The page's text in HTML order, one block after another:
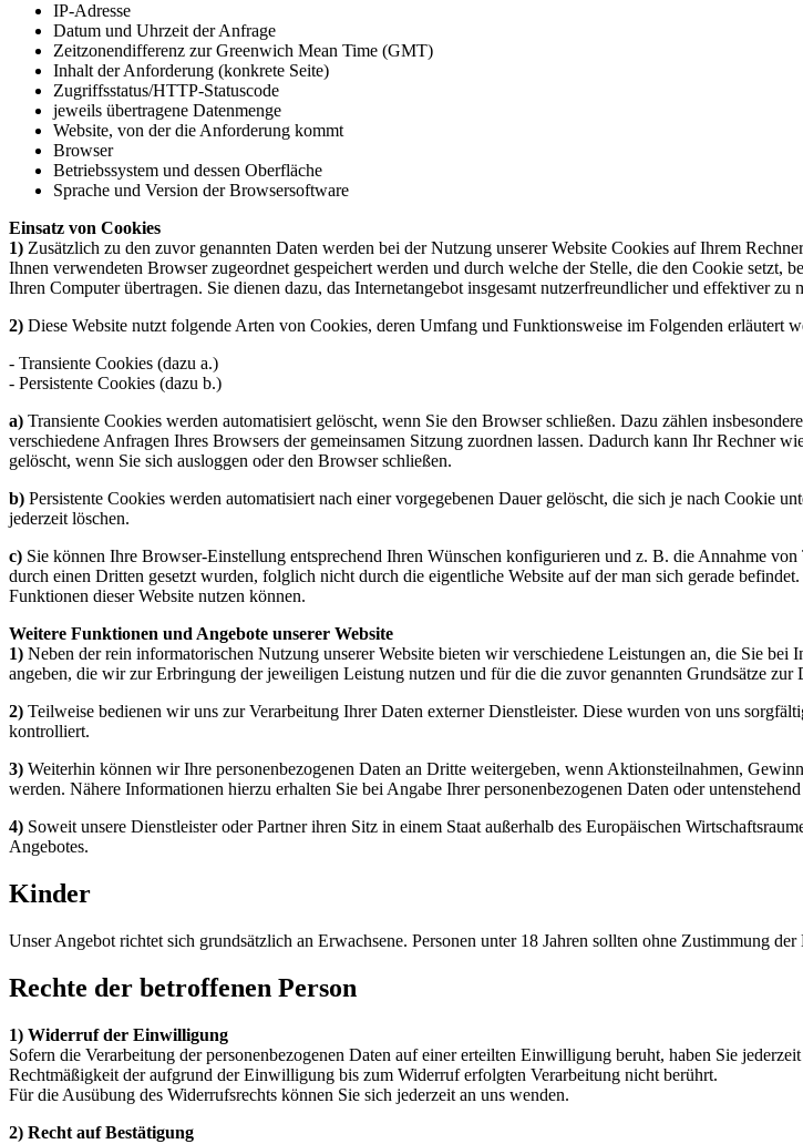
IP-Adresse
Datum und Uhrzeit der Anfrage
Zeitzonendifferenz zur Greenwich Mean Time (GMT)
Inhalt der Anforderung (konkrete Seite)
Zugriffsstatus/HTTP-Statuscode
jeweils übertragene Datenmenge
Website, von der die Anforderung kommt
Browser
Betriebssystem und dessen Oberfläche
Sprache und Version der Browsersoftware
Einsatz von Cookies
1) Zusätzlich zu den zuvor genannten Daten werden bei der Nutzung unserer Website Cookies auf Ihrem
Ihnen verwendeten Browser zugeordnet gespeichert werden und durch welche der Stelle, die den Cookie
Ihren Computer übertragen. Sie dienen dazu, das Internetangebot insgesamt nutzerfreundlicher und effektiver zu
2) Diese Website nutzt folgende Arten von Cookies, deren Umfang und Funktionsweise im Folgenden erläutert
- Transiente Cookies (dazu a.)
- Persistente Cookies (dazu b.)
a) Transiente Cookies werden automatisiert gelöscht, wenn Sie den Browser schließen. Dazu zählen
verschiedene Anfragen Ihres Browsers der gemeinsamen Sitzung zuordnen lassen. Dadurch kann Ihr Rechner
gelöscht, wenn Sie sich ausloggen oder den Browser schließen.
b) Persistente Cookies werden automatisiert nach einer vorgegebenen Dauer gelöscht, die sich je nach Cookie
jederzeit löschen.
c) Sie können Ihre Browser-Einstellung entsprechend Ihren Wünschen konfigurieren und z. B. die Annahme
durch einen Dritten gesetzt wurden, folglich nicht durch die eigentliche Website auf der man sich gerade
Funktionen dieser Website nutzen können.
Weitere Funktionen und Angebote unserer Website
1) Neben der rein informatorischen Nutzung unserer Website bieten wir verschiedene Leistungen an, die Sie bei
angeben, die wir zur Erbringung der jeweiligen Leistung nutzen und für die die zuvor genannten Grundsätze zur
2) Teilweise bedienen wir uns zur Verarbeitung Ihrer Daten externer Dienstleister. Diese wurden von uns
kontrolliert.
3) Weiterhin können wir Ihre personenbezogenen Daten an Dritte weitergeben, wenn Aktionsteilnahmen,
werden. Nähere Informationen hierzu erhalten Sie bei Angabe Ihrer personenbezogenen Daten oder
4) Soweit unsere Dienstleister oder Partner ihren Sitz in einem Staat außerhalb des Europäischen
Angebotes.
Kinder
Unser Angebot richtet sich grundsätzlich an Erwachsene. Personen unter 18 Jahren sollten ohne Zustimmung
Rechte der betroffenen Person
1) Widerruf der Einwilligung
Sofern die Verarbeitung der personenbezogenen Daten auf einer erteilten Einwilligung beruht, haben Sie
Rechtmäßigkeit der aufgrund der Einwilligung bis zum Widerruf erfolgten Verarbeitung nicht berührt.
Für die Ausübung des Widerrufsrechts können Sie sich jederzeit an uns wenden.
2) Recht auf Bestätigung